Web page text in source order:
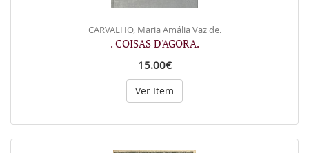
CARVALHO, Maria Amália Vaz de.
. COISAS D'AGORA.
15.00€
Ver Item